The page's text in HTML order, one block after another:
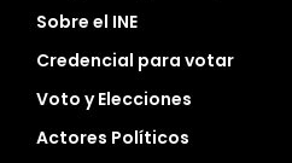
Sobre el INE
Credencial para votar
Voto y Elecciones
Actores Políticos